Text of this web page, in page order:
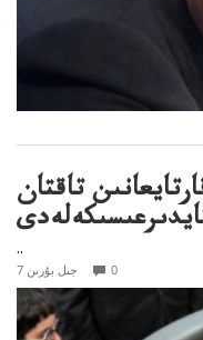
تاقتان
..
7 جىل بۇرىن 0